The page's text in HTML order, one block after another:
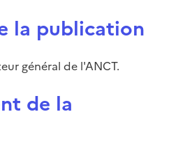
la publication
général de l'ANCT.
de la